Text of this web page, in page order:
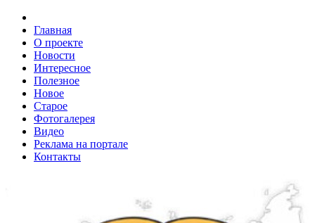
Главная
О проекте
Новости
Интересное
Полезное
Новое
Старое
Фотогалерея
Видео
Реклама на портале
Контакты